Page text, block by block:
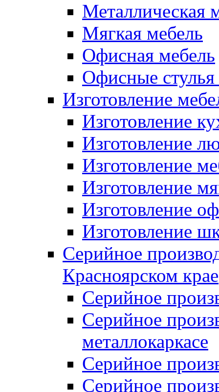
Металлическая
Мягкая мебель
Офисная мебель
Офисные стулья
Изготовление
Изготовление
Изготовление
Изготовление
Изготовление
Изготовление
Изготовление
Серийное
Красноярском крае
Серийное
Серийное
металлокаркасе
Серийное
Серийное